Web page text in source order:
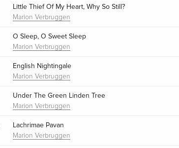
Little Thief Of My Heart, Why So Still?
Marion Verbruggen
O Sleep, O Sweet Sleep
Marion Verbruggen
English Nightingale
Marion Verbruggen
Under The Green Linden Tree
Marion Verbruggen
Lachrimae Pavan
Marion Verbruggen